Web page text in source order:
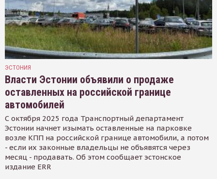
ЭСТОНИЯ
Власти Эстонии объявили о продаже
оставленных на российской границе
автомобилей
С октября 2025 года Транспортный департамент
Эстонии начнет изымать оставленные на парковке
возле КПП на российской границе автомобили, а потом
- если их законные владельцы не объявятся через
месяц - продавать. Об этом сообщает эстонское
издание ERR